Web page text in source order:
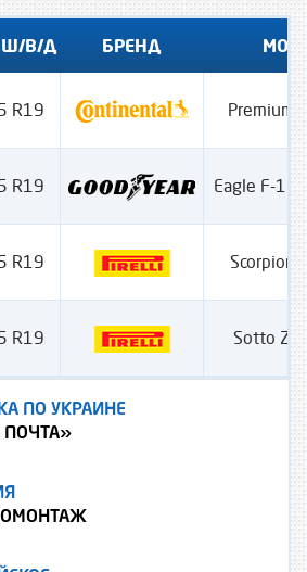
Ш/В/Д БРЕНД
R19
R19 Eagle F-1
R19 Scorpion
R19 Sotto
ПО УКРАИНЕ
ПОЧТА»